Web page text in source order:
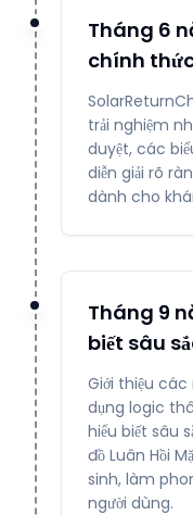
Tháng 6
chính
trải nghiệm
duyệt, các
diễn giải rõ
dành cho
Tháng 9
biết sâu
Giới thiệu
dụng logic
hiểu biết sâu
đồ Luân Hồi
sinh, làm
người dùng.